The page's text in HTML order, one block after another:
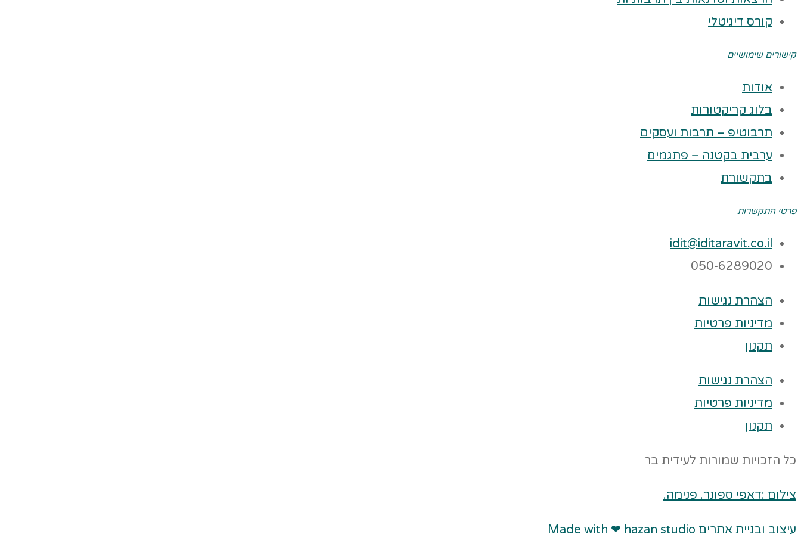
קורס דיגיטלי
קישורים שימושיים
אודות
בלוג קריקטורות
תרבוטיפ – תרבות ועסקים
ערבית בקטנה – פתגמים
בתקשורת
פרטי התקשרות
idit@iditaravit.co.il
050-6289020
הצהרת נגישות
מדיניות פרטיות
תקנון
הצהרת נגישות
מדיניות פרטיות
תקנון
כל הזכויות שמורות לעידית בר
צילום :דאפי ספונר. פנימה.
עיצוב ובניית אתרים Made with ❤ hazan studio